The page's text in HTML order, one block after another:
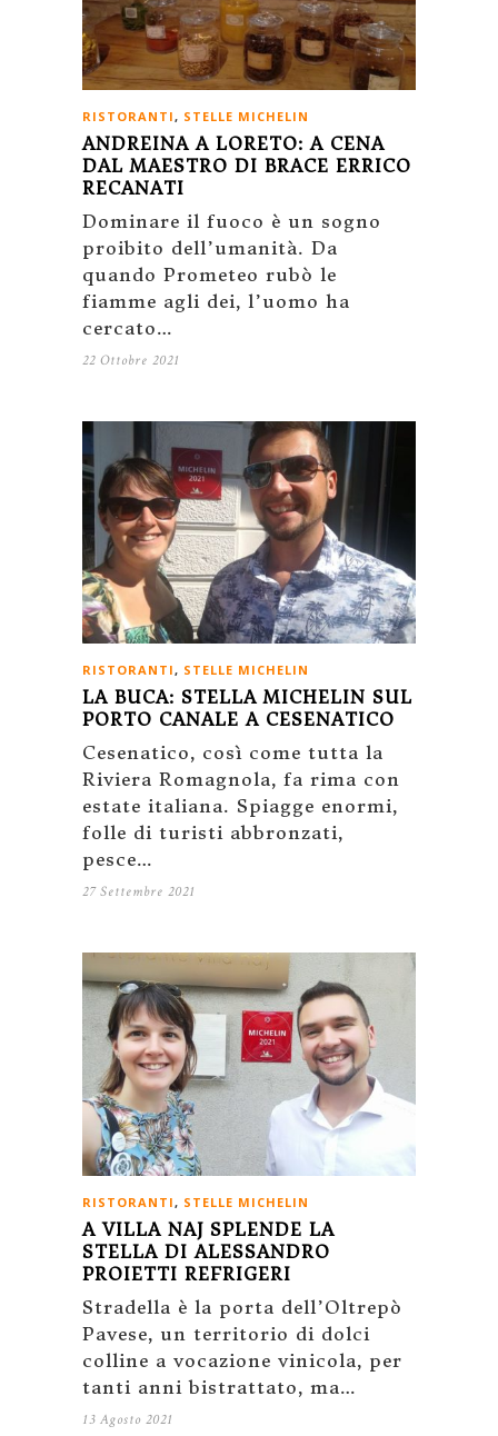
RISTORANTI, STELLE MICHELIN
ANDREINA A LORETO: A CENA
DAL MAESTRO DI BRACE ERRICO
RECANATI
Dominare il fuoco è un sogno
proibito dell’umanità. Da
quando Prometeo rubò le
fiamme agli dei, l’uomo ha
cercato…
22 Ottobre 2021
RISTORANTI, STELLE MICHELIN
LA BUCA: STELLA MICHELIN SUL
PORTO CANALE A CESENATICO
Cesenatico, così come tutta la
Riviera Romagnola, fa rima con
estate italiana. Spiagge enormi,
folle di turisti abbronzati,
pesce…
27 Settembre 2021
RISTORANTI, STELLE MICHELIN
A VILLA NAJ SPLENDE LA
STELLA DI ALESSANDRO
PROIETTI REFRIGERI
Stradella è la porta dell’Oltrepò
Pavese, un territorio di dolci
colline a vocazione vinicola, per
tanti anni bistrattato, ma…
13 Agosto 2021